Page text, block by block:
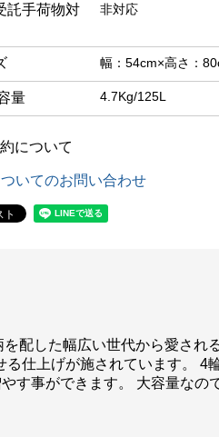
託手荷物対
非対応
幅：54cm×高さ：
量 4.7Kg/125L
について
いてのお問い合わせ
配した幅広い世代から愛され
仕上げが施されています。 4
す事ができます。 大容量なの